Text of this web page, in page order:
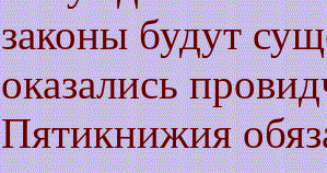
законы будут
оказались
Пятикнижия